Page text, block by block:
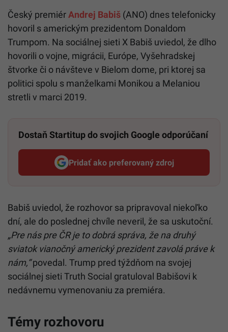
Český premiérAndrej Babiš (ANO) dnes telefonicky
hovoril s americkým prezidentom Donaldom
Trumpom. Na sociálnej sieti X Babiš uviedol, že dlho
hovorili o vojne, migrácii, Európe, Vyšehradskej
štvorke či o návšteve v Bielom dome, pri ktorej sa
politici spolu s manželkami Monikou a Melaniou
stretli v marci 2019.
Dostaň Startitup do svojich Google odporúčaní
Pridať ako preferovaný zdroj
Startitup, odkaz sa otvorí v
Babiš uviedol, že rozhovor sa pripravoval niekoľko
dní, ale do poslednej chvíle neveril, že sa uskutoční.
„Pre nás pre ČR je to dobrá správa, že na druhý
sviatok vianočný americký prezident zavolá práve k
nám,“povedal. Trump pred týždňom na svojej
sociálnej sieti Truth Social gratuloval Babišovi k
nedávnemu vymenovaniu za premiéra.
Témy rozhovoru